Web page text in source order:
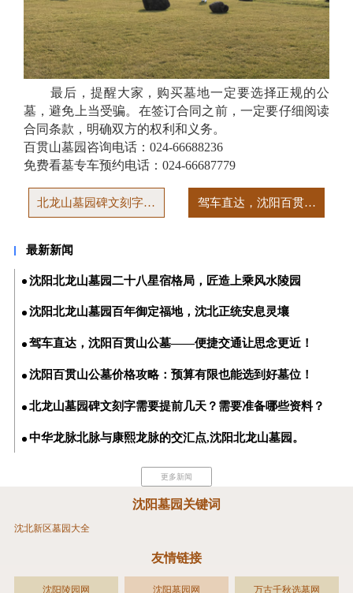
最后，提醒大家，购买墓地一定要选择正规的公
墓，避免上当受骗。在签订合同之前，一定要仔细阅读
合同条款，明确双方的权利和义务。
百贯山墓园咨询电话：024-66688236
免费看墓专车预约电话：024-66687779
北龙山墓园碑文刻字需
哪些资料？
驾车直达，沈阳百贯山
最新新闻
沈阳北龙山墓园二十八星宿格局，匠造上乘风水陵园
沈阳北龙山墓园百年御定福地，沈北正统安息灵壤
驾车直达，沈阳百贯山公墓——便捷交通让思念更近！
沈阳百贯山公墓价格攻略：预算有限也能选到好墓位！
北龙山墓园碑文刻字需要提前几天？需要准备哪些资料？
中华龙脉北脉与康熙龙脉的交汇点,沈阳北龙山墓园。
更多新闻
沈阳墓园关键词
沈北新区墓园大全
友情链接
沈阳陵园网 沈阳墓园网 万古千秋选墓网